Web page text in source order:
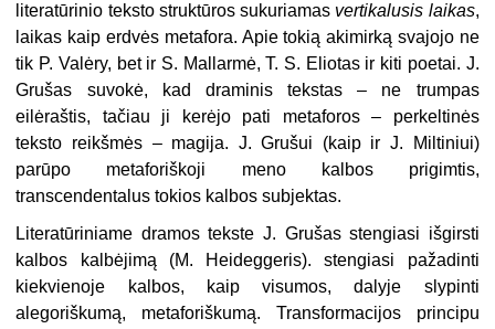
literatūrinio teksto struk­tūros sukuriamas vertikalusis laikas,
laikas kaip erdvės metafora. Apie tokią akimirką svajojo ne
tik P. Valėry, bet ir S. Mallarmė, T. S. Eliotas ir kiti poetai. J.
Grušas suvokė, kad draminis tekstas – ne trumpas
eilėraštis, tačiau ji kerėjo pati metaforos – perkeltinės
teksto reikšmės – magija. J. Grušui (kaip ir J. Miltiniui)
parūpo metaforiškoji meno kalbos prigimtis,
transcendentalus tokios kalbos subjektas.
Literatūriniame dramos tekste J. Grušas stengiasi išgirsti
kalbos kalbėjimą (M. Heideggeris). stengiasi pažadinti
kiekvienoje kalbos, kaip visumos, dalyje slypinti
alegoriškumą, metaforiškumą. Transformacijos principu